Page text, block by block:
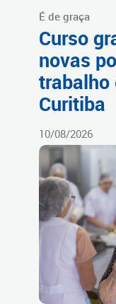
É de graça
Curso
novas
trabalho
Curitiba
10/08/2026